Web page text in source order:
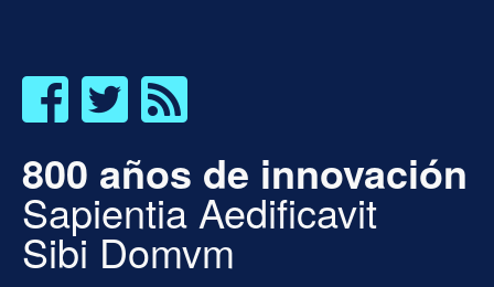
800 años de innovación
Sapientia Aedificavit
Sibi Domvm